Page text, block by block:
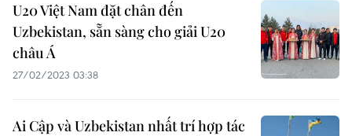
U20 Việt Nam đặt chân đến
Uzbekistan, sẵn sàng cho giải U20
châu Á
27/02/2023 03:38
Ai Cập và Uzbekistan nhất trí hợp tác